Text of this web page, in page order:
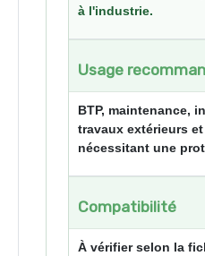
à l'industrie.
Usage
BTP, maintenance,
travaux extérieurs
nécessitant une
Compatibilité
À vérifier selon la